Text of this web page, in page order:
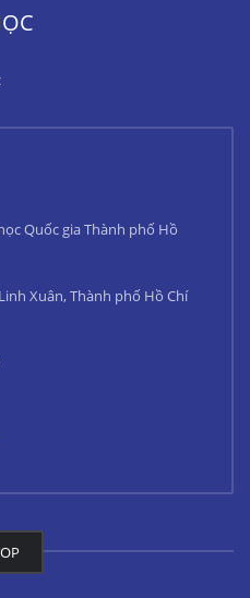
Quốc gia Thành phố Hồ
Xuân, Thành phố Hồ Chí